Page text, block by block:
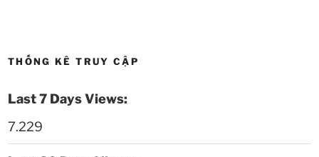
Thời sự thứ 2 Ngày 4-5-2026
THỐNG KÊ TRUY CẬP
Last 7 Days Views:
7.229